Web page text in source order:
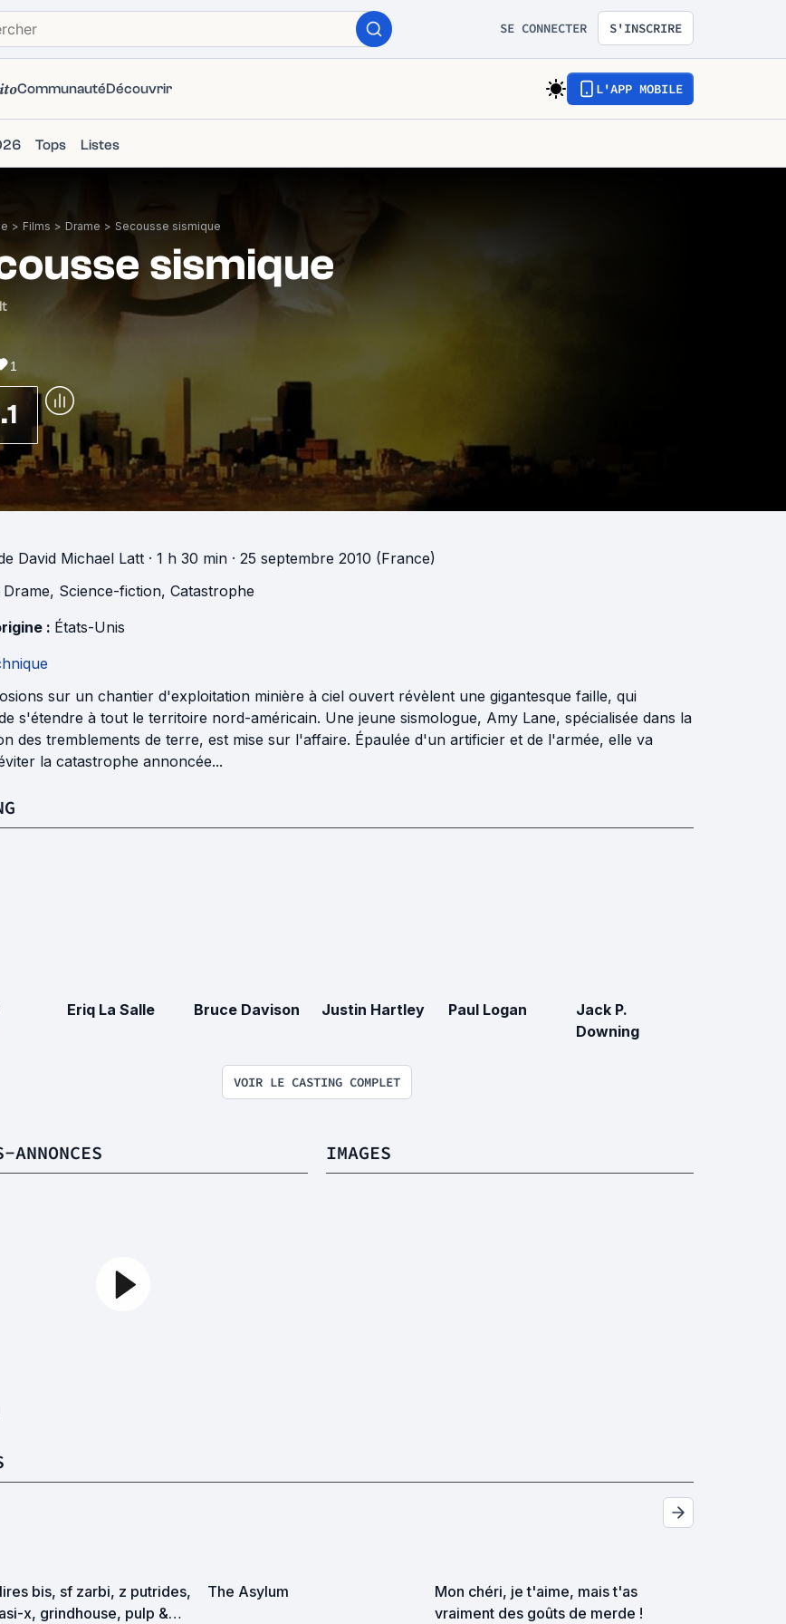
SE CONNECTER S'INSCRIRE
CommunautéDécouvrir L'APP MOBILE
Tops Listes
> Films > Drame > Secousse sismique
sismique
1
David Michael Latt · 1 h 30 min · 25 septembre 2010 (France)
Drame, Science-fiction, Catastrophe
: États-Unis
sur un chantier d'exploitation minière à ciel ouvert révèlent une gigantesque faille, qui
s'étendre à tout le territoire nord-américain. Une jeune sismologue, Amy Lane, spécialisée dans la
des tremblements de terre, est mise sur l'affaire. Épaulée d'un artificier et de l'armée, elle va
la catastrophe annoncée...
Eriq La Salle Bruce Davison Justin Hartley Paul Logan
Jack P.
Downing
VOIR LE CASTING COMPLET
ANNONCES IMAGES
bis, sf zarbi, z putrides,
x, grindhouse, pulp &
The Asylum
Mon chéri, je t'aime, mais t'as
vraiment des goûts de merde !